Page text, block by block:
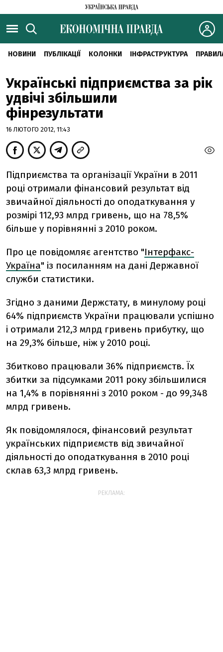
НОВИНИ ПУБЛІКАЦІЇ КОЛОНКИ ІНФРАСТРУКТУРА
Українські підприємства за рік
удвічі збільшили
фінрезультати
16 ЛЮТОГО 2012, 11:43
Підприємства та організації України в 2011
році отримали фінансовий результат від
звичайної діяльності до оподаткування у
розмірі 112,93 млрд гривень, що на 78,5%
більше у порівнянні з 2010 роком.
Про це повідомляє агентство "Інтерфакс-
Україна" із посиланням на дані Державної
служби статистики.
Згідно з даними Держстату, в минулому році
64% підприємств України працювали успішно
і отримали 212,3 млрд гривень прибутку, що
на 29,3% більше, ніж у 2010 році.
Збитково працювали 36% підприємств. Їх
збитки за підсумками 2011 року збільшилися
на 1,4% в порівнянні з 2010 роком - до 99,348
млрд гривень.
Як повідомлялося, фінансовий результат
українських підприємств від звичайної
діяльності до оподаткування в 2010 році
склав 63,3 млрд гривень.
РЕКЛАМА: